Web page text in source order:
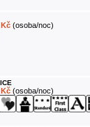
(osoba/noc)
(osoba/noc)